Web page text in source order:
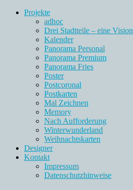
Projekte
adhoc
Drei Stadtteile – eine Vision
Kalender
Panorama Personal
Panorama Premium
Panorama Fries
Poster
Postcoronal
Postkarten
Mal Zeichnen
Memory
Nach Aufforderung
Winterwunderland
Weihnachtskarten
Designer
Kontakt
Impressum
Datenschutzhinweise